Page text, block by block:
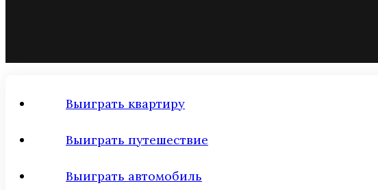
Выиграть квартиру
Выиграть путешествие
Выиграть автомобиль